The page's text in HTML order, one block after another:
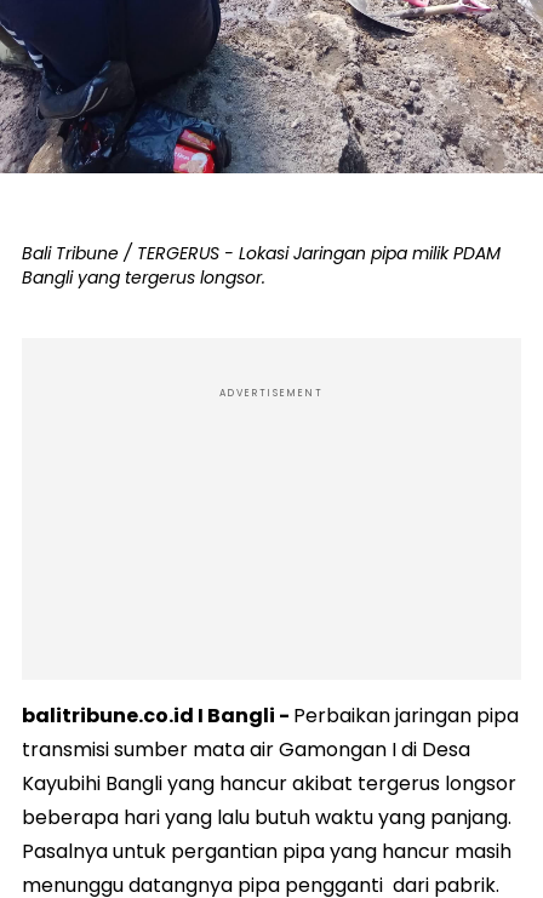
Bali Tribune / TERGERUS - Lokasi Jaringan pipa milik PDAM
Bangli yang tergerus longsor.
ADVERTISEMENT
balitribune.co.id I Bangli - Perbaikan jaringan pipa
transmisi sumber mata air Gamongan I di Desa
Kayubihi Bangli yang hancur akibat tergerus longsor
beberapa hari yang lalu butuh waktu yang panjang.
Pasalnya untuk pergantian pipa yang hancur masih
menunggu datangnya pipa pengganti dari pabrik.